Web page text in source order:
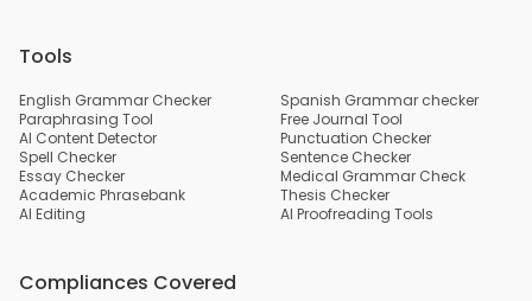
Tools
English Grammar Checker
Spanish Grammar checker
Paraphrasing Tool
Free Journal Tool
AI Content Detector
Punctuation Checker
Spell Checker
Sentence Checker
Essay Checker
Medical Grammar Check
Academic Phrasebank
Thesis Checker
AI Editing
AI Proofreading Tools
Compliances Covered